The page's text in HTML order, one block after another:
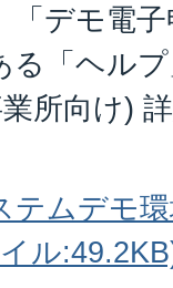
「デモ電
る「ヘル
所向け)
テムデモ
ル